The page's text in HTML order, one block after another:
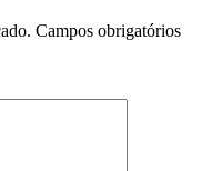
Campos obrigatórios